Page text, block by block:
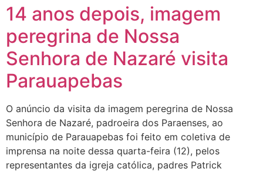
14 anos depois, imagem
peregrina de Nossa
Senhora de Nazaré visita
Parauapebas
O anúncio da visita da imagem peregrina de Nossa
Senhora de Nazaré, padroeira dos Paraenses, ao
município de Parauapebas foi feito em coletiva de
imprensa na noite dessa quarta-feira (12), pelos
representantes da igreja católica, padres Patrick